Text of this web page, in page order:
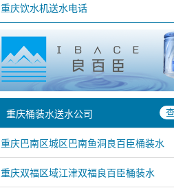
重庆饮水机送水电话
重庆桶装水送水公司
重庆巴南区城区巴南鱼洞良百臣桶装水
重庆双福区域江津双福良百臣桶装水